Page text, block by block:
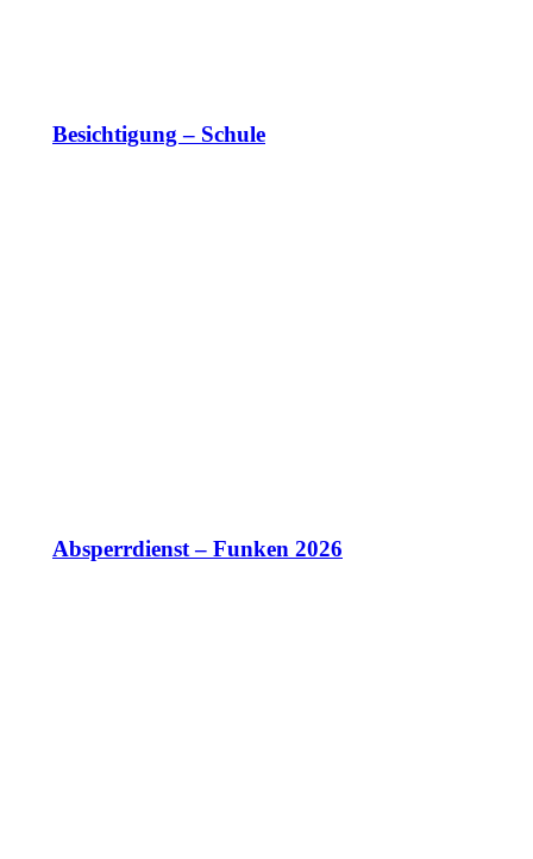
Besichtigung – Schule
Absperrdienst – Funken 2026